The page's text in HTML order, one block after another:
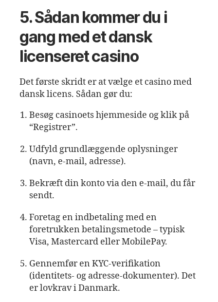
5. Sådan kommer du i
gang med et dansk
licenseret casino
Det første skridt er at vælge et casino med
dansk licens. Sådan gør du:
Besøg casinoets hjemmeside og klik på
“Registrer”.
Udfyld grundlæggende oplysninger
(navn, e‑mail, adresse).
Bekræft din konto via den e‑mail, du får
sendt.
Foretag en indbetaling med en
foretrukken betalingsmetode – typisk
Visa, Mastercard eller MobilePay.
Gennemfør en KYC‑verifikation
(identitets‑ og adresse‑dokumen­ter). Det
er lovkrav i Danmark.